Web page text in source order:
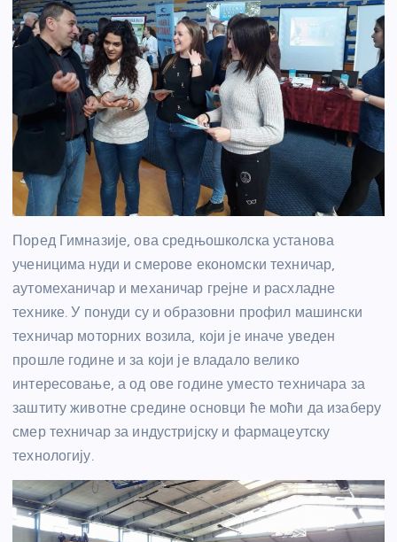
Поред Гимназије, ова средњошколска установа
ученицима нуди и смерове економски техничар,
аутомеханичар и механичар грејне и расхладне
технике. У понуди су и образовни профил машински
техничар моторних возила, који је иначе уведен
прошле године и за који је владало велико
интересовање, а од ове године уместо техничара за
заштиту животне средине основци ће моћи да изаберу
смер техничар за индустријску и фармацеутску
технологију.